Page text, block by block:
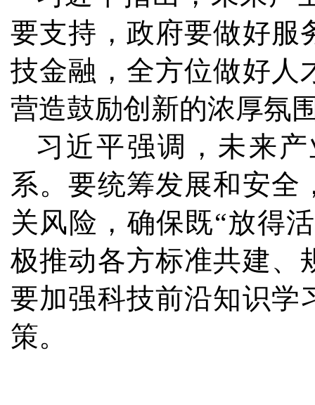
要支持，政府要做好服
技金融，全方位做好人
营造鼓励创新的浓厚氛
习近平强调，未来
系。要统筹发展和安全
关风险，确保既“放得
极推动各方标准共建、
要加强科技前沿知识学
策。